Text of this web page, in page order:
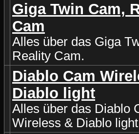
Giga Twin Cam,
Cam
Alles über das Giga
Reality Cam.
Diablo Cam
Diablo light
Alles über das Diablo
Wireless & Diablo